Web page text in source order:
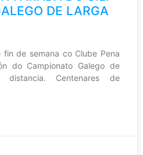
DE LARGA
de semana co Clube Pena
do Campionato Galego de
Centenares de